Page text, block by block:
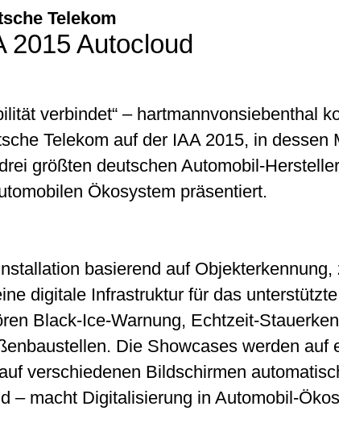
Telekom
2015 Autocloud
verbindet“ – hartmannvonsiebenthal
Telekom auf der IAA 2015, in
größten deutschen Automobil-
Ökosystem präsentiert.
basierend auf
digitale Infrastruktur für das
Black-Ice-Warnung, Echtzeit-
Die Showcases werden
verschiedenen Bildschirmen
– macht Digitalisierung in Automobil-